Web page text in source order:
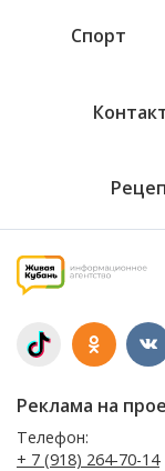
Спорт
Реклама на
Телефон:
+ 7 (918) 264-70-14